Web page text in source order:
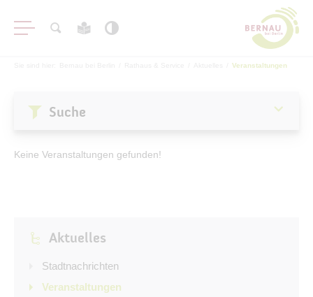
Aktuelles
Amtsblatt
Haushalt
Öffentliche Auslegungen
Veranstaltungen
Keine Veranstaltungen gefunden!
Suche
Aktuelles
Stadtnachrichten
Veranstaltungen